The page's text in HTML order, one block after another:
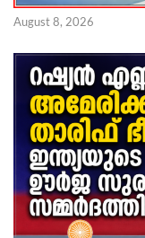
August 8, 2026